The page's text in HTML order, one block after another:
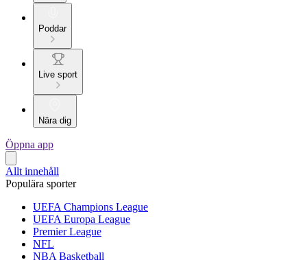
Poddar
Live sport
Nära dig
Öppna app
Allt innehåll
Populära sporter
UEFA Champions League
UEFA Europa League
Premier League
NFL
NBA Basketball